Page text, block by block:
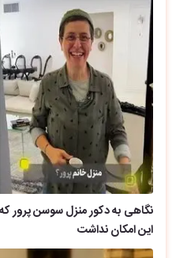
نگاهی به دکور منزل سوسن پرور که
این امکان نداشت